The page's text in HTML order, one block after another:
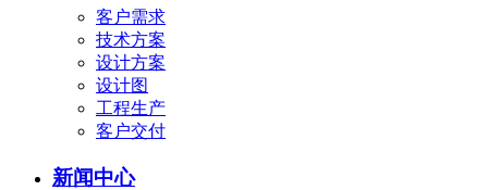
客户需求
技术方案
设计方案
设计图
工程生产
客户交付
新闻中心